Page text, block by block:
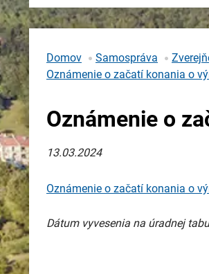
Domov Samospráva
Oznámenie o začatí konania o
Oznámenie o
13.03.2024
Oznámenie o začatí konania o
Dátum vyvesenia na úradnej